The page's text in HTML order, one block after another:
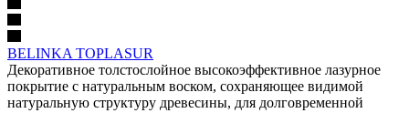
BELINKA TOPLASUR
Декоративное толстослойное высокоэффективное лазурное
покрытие с натуральным воском, сохраняющее видимой
натуральную структуру древесины, для долговременной